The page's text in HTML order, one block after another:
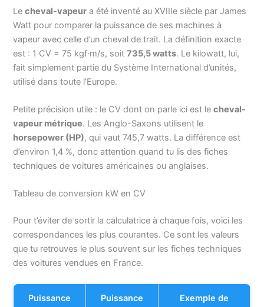
Lecheval-vapeur a été inventé au XVIIIe siècle par James
Watt pour comparer la puissance de ses machines à
vapeur avec celle d’un cheval de trait. La définition exacte
est : 1 CV = 75 kgf·m/s, soit735,5 watts. Le kilowatt, lui,
fait simplement partie du Système International d’unités,
utilisé dans toute l’Europe.
Petite précision utile : le CV dont on parle ici est lecheval-
vapeur métrique. Les Anglo-Saxons utilisent le
horsepower (HP), qui vaut 745,7 watts. La différence est
d’environ 1,4 %, donc attention quand tu lis des fiches
techniques de voitures américaines ou anglaises.
Tableau de conversion kW en CV
Pour t’éviter de sortir la calculatrice à chaque fois, voici les
correspondances les plus courantes. Ce sont les valeurs
que tu retrouves le plus souvent sur les fiches techniques
des voitures vendues en France.
Puissance
Puissance
Exemple de